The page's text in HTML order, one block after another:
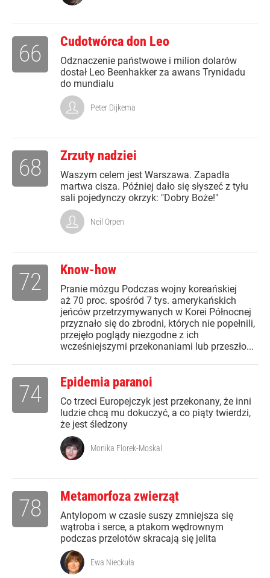
Cudotwórca don Leo
Odznaczenie państwowe i milion dolarów
dostał Leo Beenhakker za awans Trynidadu
do mundialu
66
Peter Dijkema
Zrzuty nadziei
Waszym celem jest Warszawa. Zapadła
martwa cisza. Później dało się słyszeć z tyłu
sali pojedynczy okrzyk: "Dobry Boże!"
68
Neil Orpen
Know-how
Pranie mózgu Podczas wojny koreańskiej
aż 70 proc. spośród 7 tys. amerykańskich
jeńców przetrzymywanych w Korei Północnej
przyznało się do zbrodni, których nie popełnili,
przejęło poglądy niezgodne z ich
wcześniejszymi przekonaniami lub przeszło...
72
Epidemia paranoi
Co trzeci Europejczyk jest przekonany, że inni
ludzie chcą mu dokuczyć, a co piąty twierdzi,
że jest śledzony
74
Monika Florek-Moskal
Metamorfoza zwierząt
Antylopom w czasie suszy zmniejsza się
wątroba i serce, a ptakom wędrownym
podczas przelotów skracają się jelita
78
Ewa Nieckuła